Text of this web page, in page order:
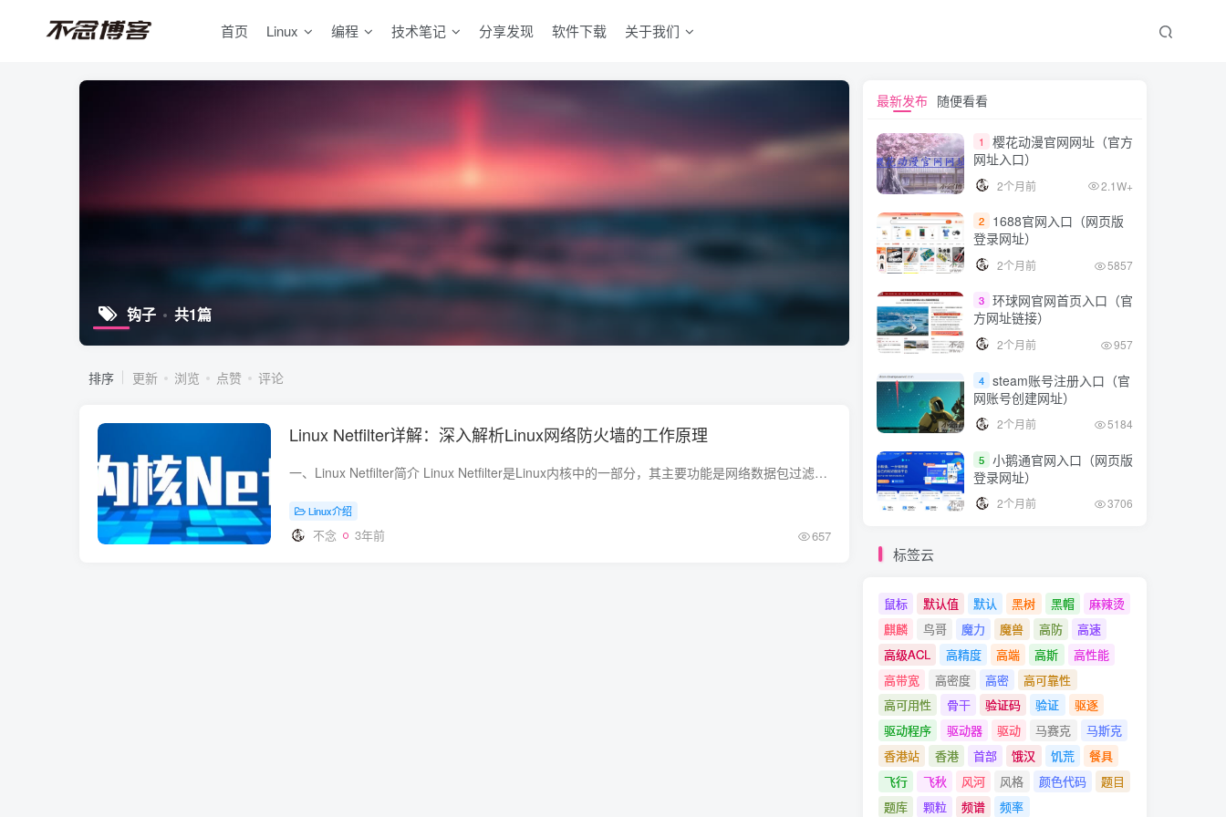
首页 Linux 编程 技术笔记 分享发现 软件下载 关于我们
钩子 共1篇
排序 更新 浏览 点赞 评论
Linux Netfilter详解：深入解析Linux网络防火墙的工作原理
一、Linux Netfilter简介 Linux Netfilter是Linux内核中的一部分，其主要功能是网络数据包过滤，即Linux内核的防火墙。 Netfilter提供了一个强大、灵活的框架来管理和控制Linux系统上的网络通信...
Linux介绍
不念 3年前 657
最新发布 随便看看
1
樱花动漫官网网址（官方
网址入口）
2个月前 2.1W+
2
1688官网入口（网页版
登录网址）
2个月前 5857
3 环球网官网首页入口（官
方网址链接）
2个月前 957
4 steam账号注册入口（官
网账号创建网址）
2个月前 5184
5 小鹅通官网入口（网页版
登录网址）
2个月前 3706
标签云
鼠标 默认值 默认 黑树 黑帽
麻辣烫
麒麟
鸟哥 魔力 魔兽 高防
高速
高级ACL
高精度 高端 高斯
高性能
高带宽
高密度 高密
高可靠性
高可用性
骨干 验证码 验证
驱逐
驱动程序
驱动器 驱动 马赛克
马斯克
香港站
香港 首部 饿汉 饥荒
餐具
飞行
飞秋 风河 风格 颜色代码
题目
题库
颗粒 频谱 频率